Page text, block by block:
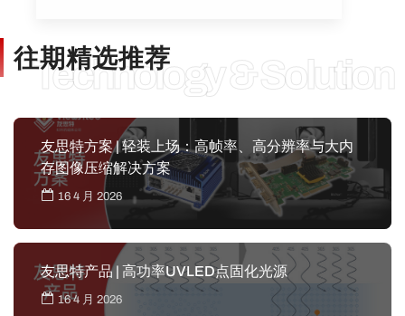
Technology & Solution
往期精选推荐
友思特方案 | 轻装上场：高帧率、高分辨率与大内
存图像压缩解决方案
16 4 月 2026
友思特产品 | 高功率UVLED点固化光源
16 4 月 2026